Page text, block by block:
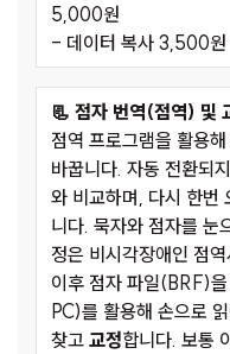
5,000원
- 데이터 복사 3,500
📃 점자 번역(점역) 및
점역 프로그램을 활용
바꿉니다. 자동 전환되
와 비교하며, 다시 한번
니다. 묵자와 점자를 눈
정은 비시각장애인 점
이후 점자 파일(BRF)
PC)를 활용해 손으로
찾고 교정합니다. 보통